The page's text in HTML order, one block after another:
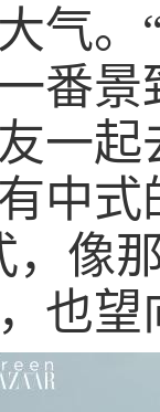
气
番
一
式
，像
也望